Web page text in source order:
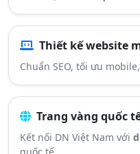
Thiết kế website
Chuẩn SEO, tối ưu mobile,
Trang vàng quốc
Kết nối DN Việt Nam với